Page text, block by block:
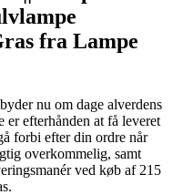
fra Lampe
nu om dage alverdens
er efterhånden at få leveret
forbi efter din ordre når
overkommelig, samt
ved køb af 215